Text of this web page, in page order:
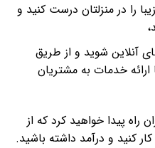
را در منزلتان درست کنید و
آنلاین شوید و از طریق
خدمات به مشتریان
راه پیدا خواهید کرد که از
کنید و درآمد داشته باشید.